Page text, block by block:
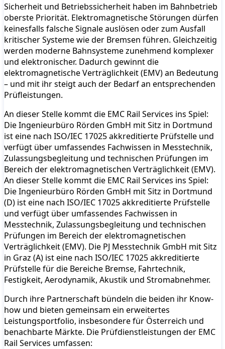
Sicherheit und Betriebssicherheit haben im Bahnbetrieb
oberste Priorität. Elektromagnetische Störungen dürfen
keinesfalls falsche Signale auslösen oder zum Ausfall
kritischer Systeme wie der Bremsen führen. Gleichzeitig
werden moderne Bahnsysteme zunehmend komplexer
und elektronischer. Dadurch gewinnt die
elektromagnetische Verträglichkeit (EMV) an Bedeutung
– und mit ihr steigt auch der Bedarf an entsprechenden
Prüfleistungen.
An dieser Stelle kommt die EMC Rail Services ins Spiel:
Die Ingenieurbüro Rörden GmbH mit Sitz in Dortmund
ist eine nach ISO/IEC 17025 akkreditierte Prüfstelle und
verfügt über umfassendes Fachwissen in Messtechnik,
Zulassungsbegleitung und technischen Prüfungen im
Bereich der elektromagnetischen Verträglichkeit (EMV).
An dieser Stelle kommt die EMC Rail Services ins Spiel:
Die Ingenieurbüro Rörden GmbH mit Sitz in Dortmund
(D) ist eine nach ISO/IEC 17025 akkreditierte Prüfstelle
und verfügt über umfassendes Fachwissen in
Messtechnik, Zulassungsbegleitung und technischen
Prüfungen im Bereich der elektromagnetischen
Verträglichkeit (EMV). Die PJ Messtechnik GmbH mit Sitz
in Graz (A) ist eine nach ISO/IEC 17025 akkreditierte
Prüfstelle für die Bereiche Bremse, Fahrtechnik,
Festigkeit, Aerodynamik, Akustik und Stromabnehmer.
Durch ihre Partnerschaft bündeln die beiden ihr Know-
how und bieten gemeinsam ein erweitertes
Leistungsportfolio, insbesondere für Österreich und
benachbarte Märkte. Die Prüfdienstleistungen der EMC
Rail Services umfassen: